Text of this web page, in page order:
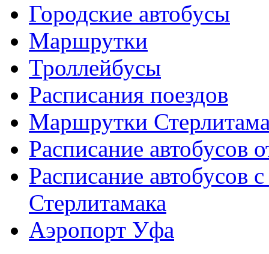
Городские автобусы
Маршрутки
Троллейбусы
Расписания поездов
Маршрутки
Расписание автобусов
Расписание автобусов
Стерлитамака
Аэропорт Уфа